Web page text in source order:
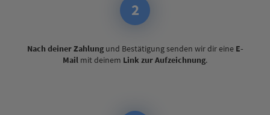
2
Nach deiner Zahlungund Bestätigung senden wir dir eine E-
Mail mit deinem Link zur Aufzeichnung.